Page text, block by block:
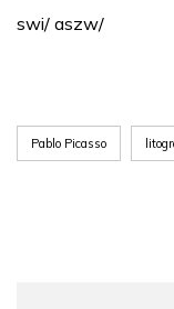
swi/ aszw/
Pablo Picasso